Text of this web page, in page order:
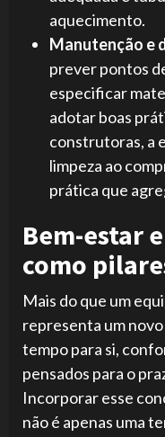
aquecimento.
Manutenção e
prever pontos
especificar
adotar boas
construtoras, a
limpeza ao
prática que
Bem-estar
como
Mais do que um
representa um
tempo para si,
pensados para o
Incorporar esse
não é apenas uma